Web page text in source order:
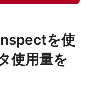
を使
使用量を